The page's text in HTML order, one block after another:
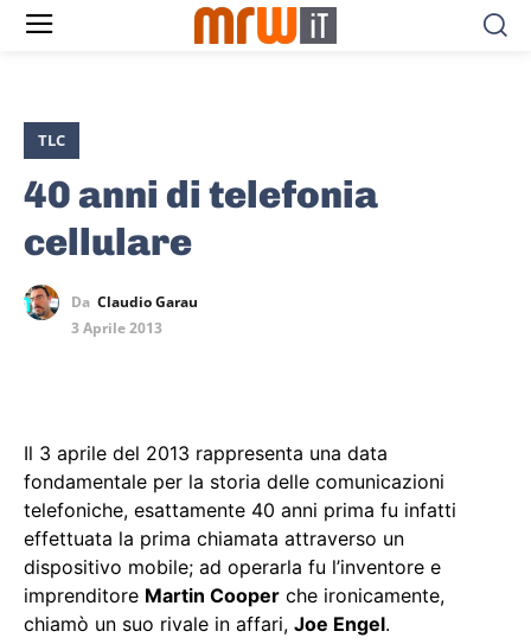
TLC
40 anni di telefonia
cellulare
Da Claudio Garau
3 Aprile 2013
Il 3 aprile del 2013 rappresenta una data
fondamentale per la storia delle comunicazioni
telefoniche, esattamente 40 anni prima fu infatti
effettuata la prima chiamata attraverso un
dispositivo mobile; ad operarla fu l’inventore e
imprenditore Martin Cooper che ironicamente,
chiamò un suo rivale in affari, Joe Engel.